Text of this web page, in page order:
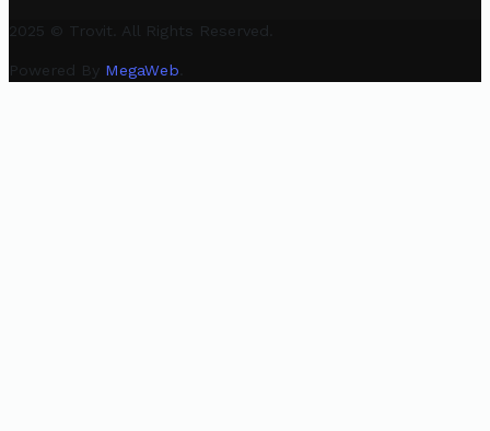
2025 © Trovit. All Rights Reserved.
Powered By MegaWeb